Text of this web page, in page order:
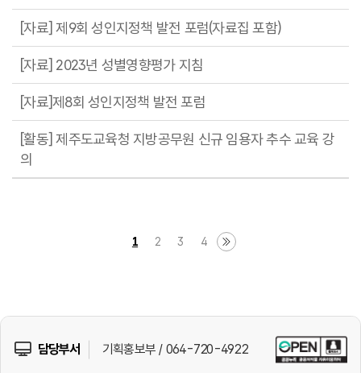
[자료] 제9회 성인지정책 발전 포럼(자료집 포함)
[자료] 2023년 성별영향평가 지침
[자료]제8회 성인지정책 발전 포럼
[활동] 제주도교육청 지방공무원 신규 임용자 추수 교육 강
의
1 2 3 4
담당부서 기획홍보부 / 064-720-4922